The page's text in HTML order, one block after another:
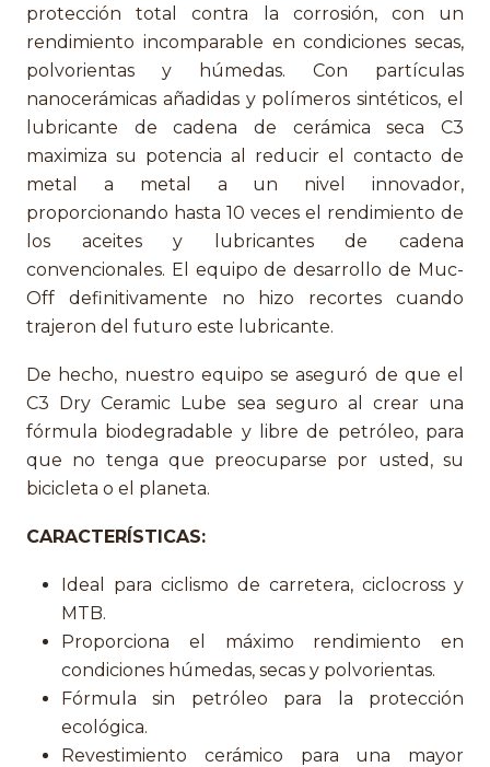
protección total contra la corrosión, con un
rendimiento incomparable en condiciones secas,
polvorientas y húmedas. Con partículas
nanocerámicas añadidas y polímeros sintéticos, el
lubricante de cadena de cerámica seca C3
maximiza su potencia al reducir el contacto de
metal a metal a un nivel innovador,
proporcionando hasta 10 veces el rendimiento de
los aceites y lubricantes de cadena
convencionales. El equipo de desarrollo de Muc-
Off definitivamente no hizo recortes cuando
trajeron del futuro este lubricante.
De hecho, nuestro equipo se aseguró de que el
C3 Dry Ceramic Lube sea seguro al crear una
fórmula biodegradable y libre de petróleo, para
que no tenga que preocuparse por usted, su
bicicleta o el planeta.
CARACTERÍSTICAS:
Ideal para ciclismo de carretera, ciclocross y
MTB.
Proporciona el máximo rendimiento en
condiciones húmedas, secas y polvorientas.
Fórmula sin petróleo para la protección
ecológica.
Revestimiento cerámico para una mayor